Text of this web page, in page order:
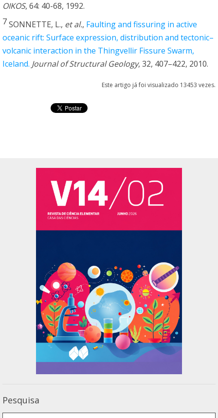
OIKOS, 64: 40-68, 1992.
7SONNETTE, L., et al., Faulting and fissuring in active
oceanic rift: Surface expression, distribution and tectonic–
volcanic interaction in the Thingvellir Fissure Swarm,
Iceland. Journal of Structural Geology, 32, 407–422, 2010.
Este artigo já foi visualizado 13453 vezes.
Pesquisa